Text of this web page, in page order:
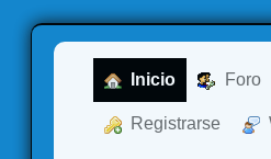
Inicio Foro
Registrarse